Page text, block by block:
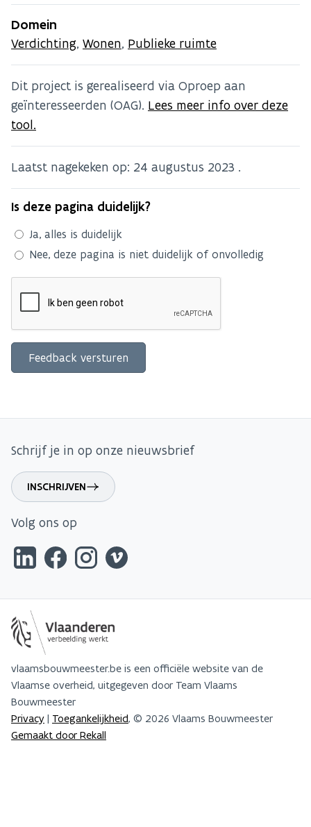
Domein
Verdichting, Wonen, Publieke ruimte
Dit project is gerealiseerd via Oproep aan
geïnteresseerden (OAG). Lees meer info over deze
tool.
Laatst nagekeken op: 24 augustus 2023 .
Is deze pagina duidelijk?
Ja, alles is duidelijk
Nee, deze pagina is niet duidelijk of onvolledig
Schrijf je in op onze nieuwsbrief
INSCHRIJVEN
Volg ons op
vlaamsbouwmeester.be is een officiële website van de
Vlaamse overheid, uitgegeven door Team Vlaams
Bouwmeester
Privacy | Toegankelijkheid, © 2026 Vlaams Bouwmeester
Gemaakt door Rekall